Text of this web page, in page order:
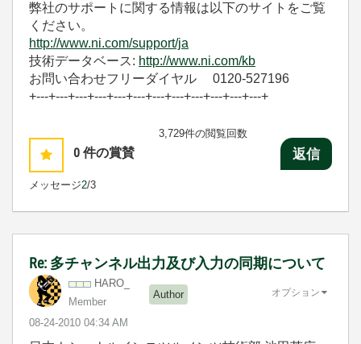
弊社のサポートに関する情報は以下のサイトをご覧
ください。
http://www.ni.com/support/ja
技術データベース: http://www.ni.com/kb
お問い合わせフリーダイヤル 0120-527196
+---+---+---+---+---+---+---+---+---+---+---+---+
0 件の賞賛
メッセージ2/3
3,729件の閲覧回数
返信
Re: 多チャンネル出力及び入力の同期について
HARO_
Member
Author
‎08-24-2010 04:34 AM
オプション